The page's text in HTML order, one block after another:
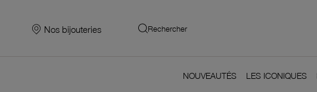
Nos bijouteries Rechercher
NOUVEAUTÉS LES ICONIQUES